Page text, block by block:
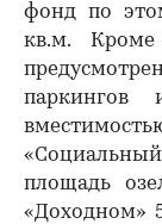
фонд по
кв.м. Кроме
площадь
«Доходном»